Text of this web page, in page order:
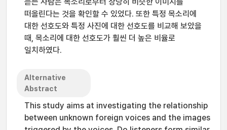
떠올린다는 것을 확인할 수 있었다. 또한 특정 목소리에
대한 선호도와 특정 사진에 대한 선호도를 비교해 보았을
때, 목소리에 대한 선호도가 훨씬 더 높은 비율로
일치하였다.
Alternative
Abstract
This study aims at investigating the relationship
between unknown foreign voices and the images